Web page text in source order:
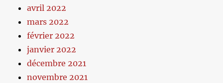
avril 2022
mars 2022
février 2022
janvier 2022
décembre 2021
novembre 2021